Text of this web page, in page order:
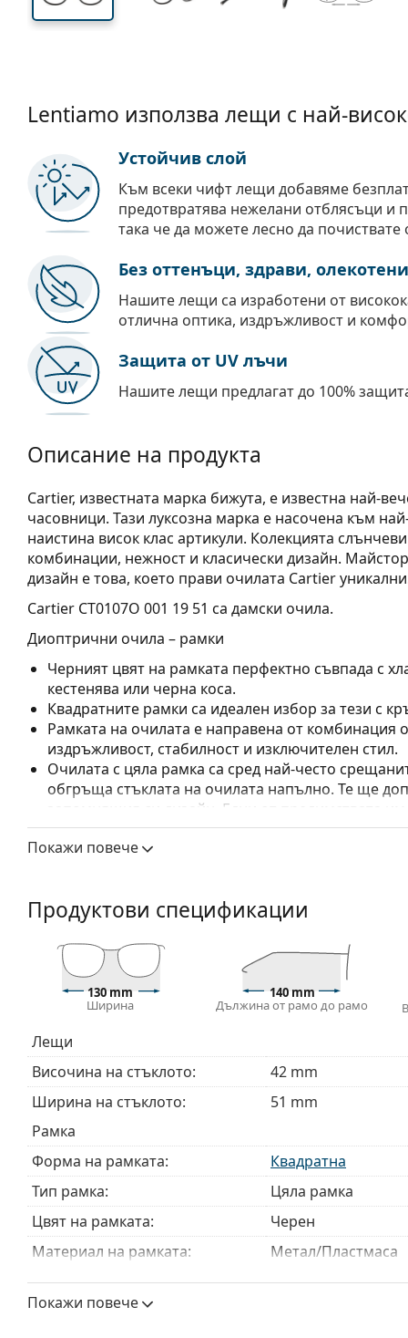
Lentiamo използва лещи с най-
Устойчив слой
Към всеки чифт лещи добавяме
предотвратява нежелани отблясъци и
така че да можете лесно да почиствате
Без оттенъци, здрави, олекотени
Нашите лещи са изработени от
отлична оптика, издръжливост и
Защита от UV лъчи
Нашите лещи предлагат до 100%
Описание на продукта
Cartier, известната марка бижута, е известна най-
часовници. Тази луксозна марка е насочена към
наистина висок клас артикули. Колекцията
комбинации, нежност и класически дизайн.
дизайн е това, което прави очилата Cartier
Cartier CT0107O 001 19 51 са дамски очила.
Диоптрични очила – рамки
Черният цвят на рамката перфектно съвпада с
кестенява или черна коса.
Квадратните рамки са идеален избор за тези с
Рамката на очилата е направена от комбинация
издръжливост, стабилност и изключителен стил.
Очилата с цяла рамка са сред най-често
обгръща стъклата на очилата напълно. Те ще
запомнящия си дизайн. Едни от предимствата
рамката напълно обгръща лещата и така
за всички лещи, включително тези с по-висока
Доставяме диоптричните очила в оригиналния
или торбичката и дизайнът могат да варират.
Кърпичката за почистване, доставяна с
модели могат да бъдат доставяни с торбичка от
Разгледайте пълната ни гамаочила, за да намерите
ръководство за очила
, ако имате нужда от помощ с
Това е медицинско устройство. Прочетете
Покажи повече
Продуктови спецификации
130 mm
Ширина
140 mm
Дължина от рамо до рамо
Лещи
Височина на стъклото:
42 mm
Ширина на стъклото:
51 mm
Рамка
Форма на рамката:
Квадратна
Тип рамка:
Цяла рамка
Цвят на рамката:
Черен
Материал на рамката:
Метал/Пластмаса
Размер:
M
Ширина:
Покажи повече